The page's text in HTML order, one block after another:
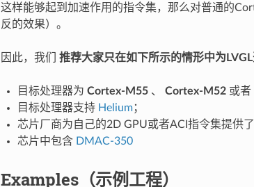
这样能够起到加速作用的指令集，那么对普通的
反的效果）。
因此，我们 推荐大家只在如下所示的情形中为
目标处理器为 Cortex-M55、 Cortex-M52或者
目标处理器支持 Helium；
芯片厂商为自己的2D GPU或者ACI指令集提供
芯片中包含 DMAC-350
Examples（示例工程）